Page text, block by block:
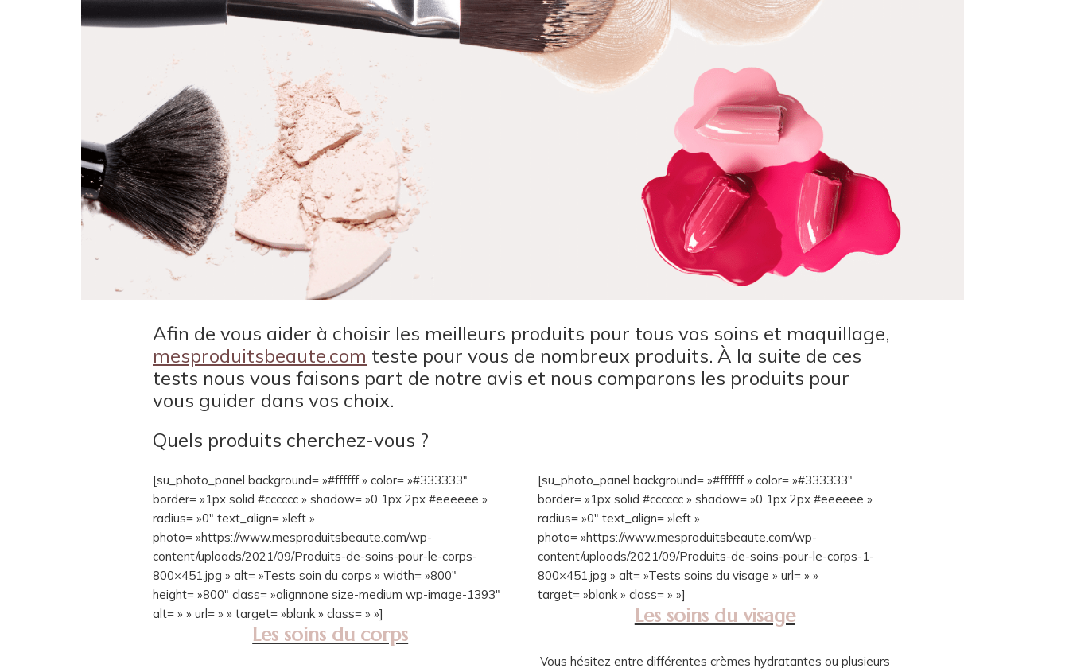
Afin de vous aider à choisir les meilleurs produits pour tous vos soins et maquillage,
mesproduitsbeaute.com teste pour vous de nombreux produits. À la suite de ces
tests nous vous faisons part de notre avis et nous comparons les produits pour
vous guider dans vos choix.
Quels produits cherchez-vous ?
[su_photo_panel background= »#ffffff » color= »#333333″
border= »1px solid #cccccc » shadow= »0 1px 2px #eeeeee »
radius= »0″ text_align= »left »
photo= »https://www.mesproduitsbeaute.com/wp-
content/uploads/2021/09/Produits-de-soins-pour-le-corps-
800×451.jpg » alt= »Tests soin du corps » width= »800″
height= »800″ class= »alignnone size-medium wp-image-1393″
alt= » » url= » » target= »blank » class= » »]
Les soins du corps
[su_photo_panel background= »#ffffff » color= »#333333″
border= »1px solid #cccccc » shadow= »0 1px 2px #eeeeee »
radius= »0″ text_align= »left »
photo= »https://www.mesproduitsbeaute.com/wp-
content/uploads/2021/09/Produits-de-soins-pour-le-corps-1-
800×451.jpg » alt= »Tests soins du visage » url= » »
target= »blank » class= » »]
Les soins du visage
Vous hésitez entre différentes crèmes hydratantes ou plusieurs